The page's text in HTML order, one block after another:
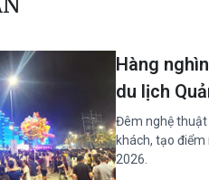
Hàng
du lịch
Đêm nghệ thuật
khách, tạo
2026.